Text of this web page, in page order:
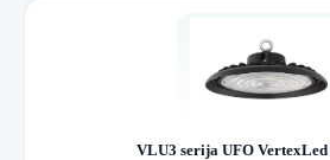
VLU3 serija UFO